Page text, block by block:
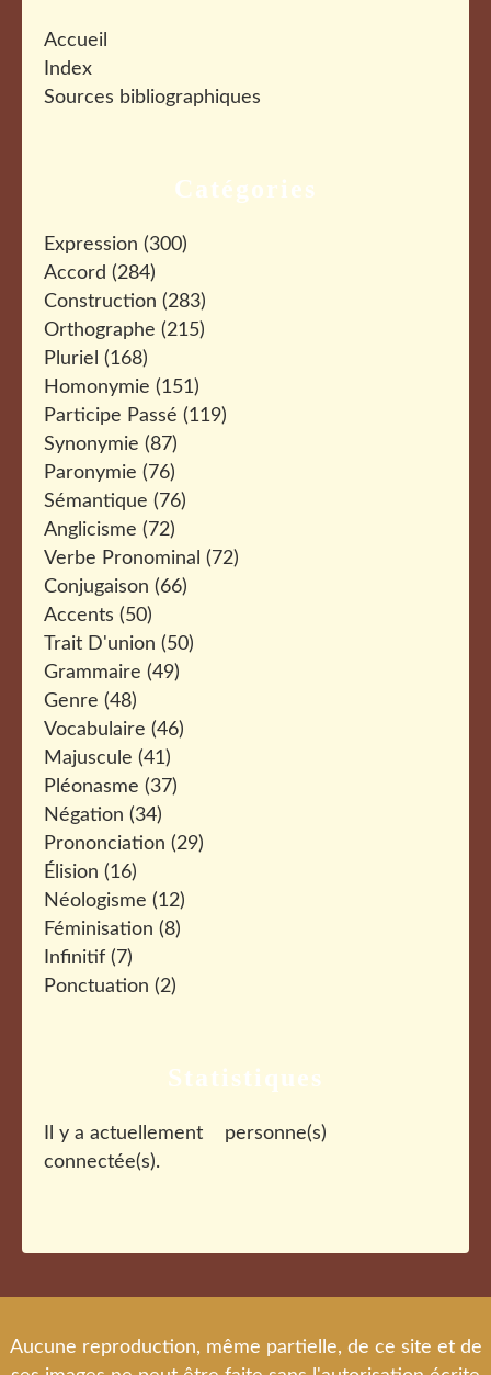
Catégories
Expression (300)
Accord (284)
Construction (283)
Orthographe (215)
Pluriel (168)
Homonymie (151)
Participe Passé (119)
Synonymie (87)
Paronymie (76)
Sémantique (76)
Anglicisme (72)
Verbe Pronominal (72)
Conjugaison (66)
Accents (50)
Trait D'union (50)
Grammaire (49)
Genre (48)
Vocabulaire (46)
Majuscule (41)
Pléonasme (37)
Négation (34)
Prononciation (29)
Élision (16)
Néologisme (12)
Féminisation (8)
Infinitif (7)
Ponctuation (2)
Accueil
Index
Sources bibliographiques
Statistiques
Il y a actuellement
personne(s)
connectée(s).
Aucune reproduction, même partielle, de ce site et de